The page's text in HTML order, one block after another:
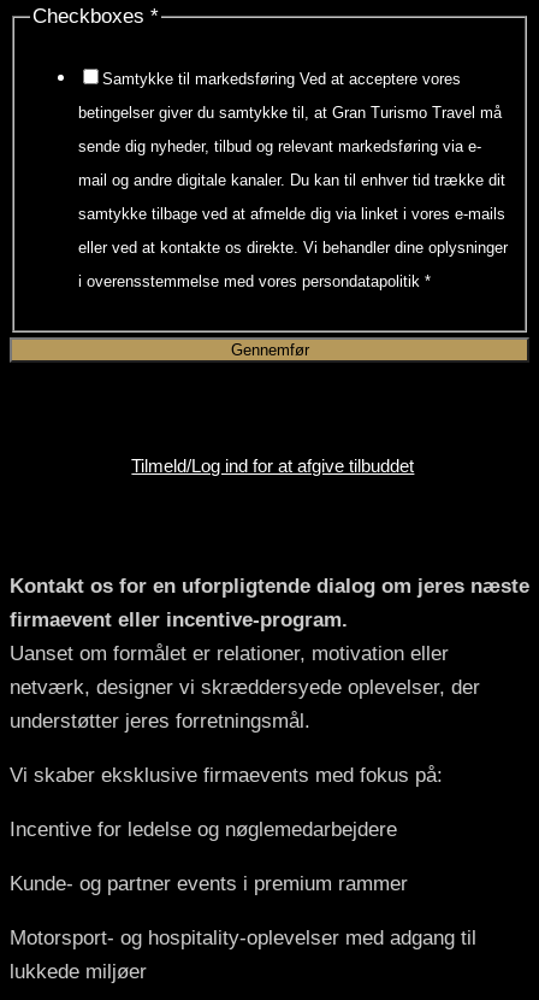
Checkboxes *
Samtykke til markedsføring Ved at acceptere vores
betingelser giver du samtykke til, at Gran Turismo Travel må
sende dig nyheder, tilbud og relevant markedsføring via e-
mail og andre digitale kanaler. Du kan til enhver tid trække dit
samtykke tilbage ved at afmelde dig via linket i vores e-mails
eller ved at kontakte os direkte. Vi behandler dine oplysninger
i overensstemmelse med vores persondatapolitik *
Gennemfør
Tilmeld/Log ind for at afgive tilbuddet
Kontakt os for en uforpligtende dialog om jeres næste
firmaevent eller incentive-program.
Uanset om formålet er relationer, motivation eller
netværk, designer vi skræddersyede oplevelser, der
understøtter jeres forretningsmål.
Vi skaber eksklusive firmaevents med fokus på:
Incentive for ledelse og nøglemedarbejdere
Kunde- og partner events i premium rammer
Motorsport- og hospitality-oplevelser med adgang til
lukkede miljøer